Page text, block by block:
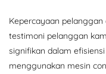
Kepercayaan
testimoni pelanggan
signifikan dalam
menggunakan mesin